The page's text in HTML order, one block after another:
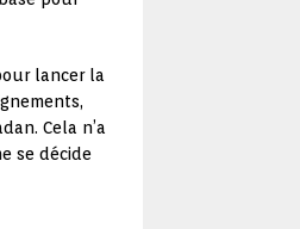
lancer la
Cela n’a
se décide